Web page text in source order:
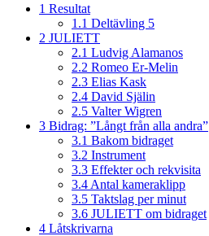
1 Resultat
1.1 Deltävling 5
2 JULIETT
2.1 Ludvig Alamanos
2.2 Romeo Er-Melin
2.3 Elias Kask
2.4 David Själin
2.5 Valter Wigren
3 Bidrag: ”Långt från alla andra”
3.1 Bakom bidraget
3.2 Instrument
3.3 Effekter och rekvisita
3.4 Antal kameraklipp
3.5 Taktslag per minut
3.6 JULIETT om bidraget
4 Låtskrivarna